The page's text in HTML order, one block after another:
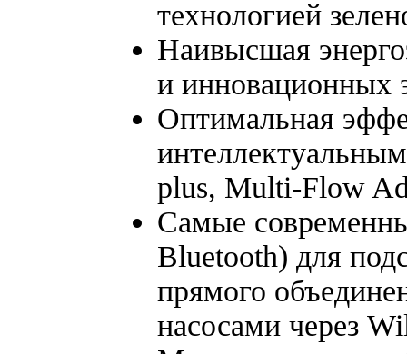
технологией
Наивысшая
и инновационных
Оптимальная
plus, Multi-Flow
Самые
Bluetooth) для
прямого
насосами через